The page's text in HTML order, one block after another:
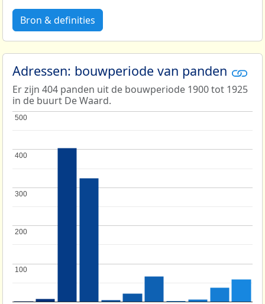
Bron & definities
Adressen: bouwperiode van panden
Er zijn 404 panden uit de bouwperiode 1900 tot 1925
in de buurt De Waard.
100
100
200
200
300
300
400
400
500
500